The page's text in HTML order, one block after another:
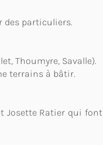
des particuliers.
Thoumyre, Savalle).
terrains à bâtir.
Josette Ratier qui font